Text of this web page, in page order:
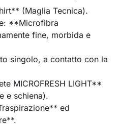
(Maglia Tecnica).
**Microfibra
fine, morbida e
singolo, a contatto con la
MICROFRESH LIGHT**
e schiena).
ed